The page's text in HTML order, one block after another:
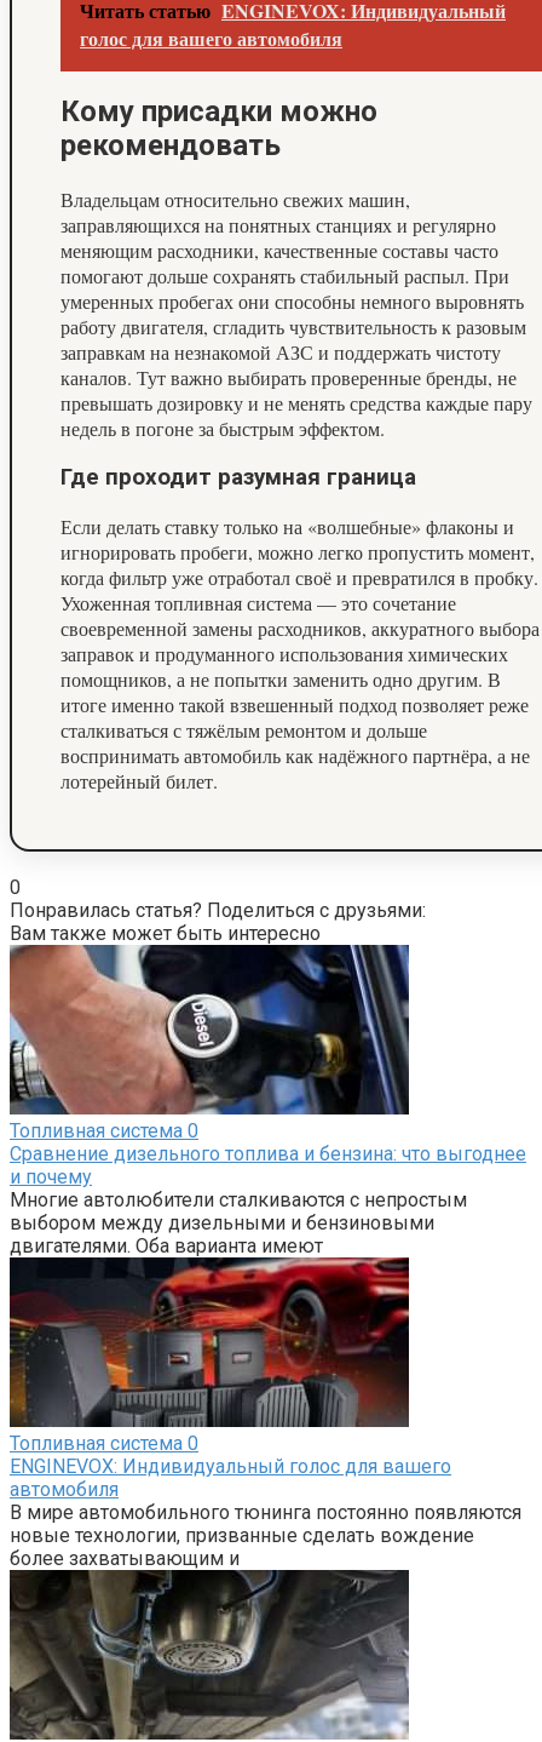
Читать статью ENGINEVOX: Индивидуальный
голос для вашего автомобиля
Кому присадки можно
рекомендовать
Владельцам относительно свежих машин,
заправляющихся на понятных станциях и регулярно
меняющим расходники, качественные составы часто
помогают дольше сохранять стабильный распыл. При
умеренных пробегах они способны немного выровнять
работу двигателя, сгладить чувствительность к разовым
заправкам на незнакомой АЗС и поддержать чистоту
каналов. Тут важно выбирать проверенные бренды, не
превышать дозировку и не менять средства каждые пару
недель в погоне за быстрым эффектом.
Где проходит разумная граница
Если делать ставку только на «волшебные» флаконы и
игнорировать пробеги, можно легко пропустить момент,
когда фильтр уже отработал своё и превратился в пробку.
Ухоженная топливная система — это сочетание
своевременной замены расходников, аккуратного выбора
заправок и продуманного использования химических
помощников, а не попытки заменить одно другим. В
итоге именно такой взвешенный подход позволяет реже
сталкиваться с тяжёлым ремонтом и дольше
воспринимать автомобиль как надёжного партнёра, а не
лотерейный билет.
0
Понравилась статья? Поделиться с друзьями:
Вам также может быть интересно
Топливная система 0
Сравнение дизельного топлива и бензина: что выгоднее
и почему
Многие автолюбители сталкиваются с непростым
выбором между дизельными и бензиновыми
двигателями. Оба варианта имеют
Топливная система 0
ENGINEVOX: Индивидуальный голос для вашего
автомобиля
В мире автомобильного тюнинга постоянно появляются
новые технологии, призванные сделать вождение
более захватывающим и